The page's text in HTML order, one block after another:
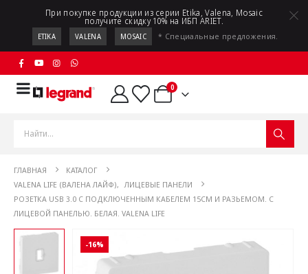
При покупке продукции из серии Etika, Valena, Mosaic
получите скидку 10% на ИБП ARIET.
ETIKA VALENA MOSAIC * Специальные предложения.
0
ГЛАВНАЯ
КАТАЛОГ
VALENA LIFE (ВАЛЕНА ЛАЙФ), ЛИЦЕВЫЕ ПАНЕЛИ
РОЗЕТКА USB 3.0 С ПОДКЛЮЧЕННЫМ КАБЕЛЕМ 15СМ И РАЗЬЕМОМ. С
ЛИЦЕВОЙ ПАНЕЛЬЮ. БЕЛАЯ. VALENA LIFE
-16%